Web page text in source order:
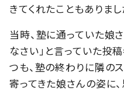
きてくれたこともありまし
当時、塾に通っていた娘
なさい」と言っていた投
つも、塾の終わりに隣の
寄ってきた娘さんの姿に